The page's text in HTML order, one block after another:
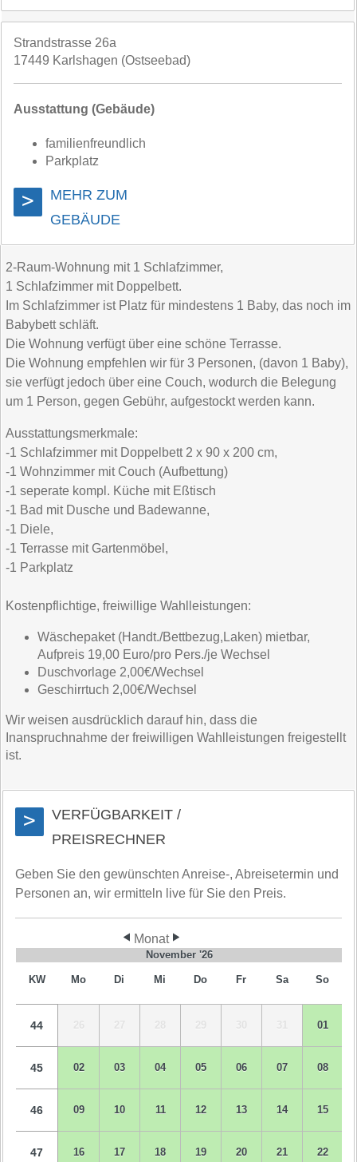
Strandstrasse 26a
17449 Karlshagen (Ostseebad)
Ausstattung (Gebäude)
familienfreundlich
Parkplatz
>
MEHR ZUM
GEBÄUDE
2-Raum-Wohnung mit 1 Schlafzimmer,
1 Schlafzimmer mit Doppelbett.
Im Schlafzimmer ist Platz für mindestens 1 Baby, das noch im
Babybett schläft.
Die Wohnung verfügt über eine schöne Terrasse.
Die Wohnung empfehlen wir für 3 Personen, (davon 1 Baby),
sie verfügt jedoch über eine Couch, wodurch die Belegung
um 1 Person, gegen Gebühr, aufgestockt werden kann.
Ausstattungsmerkmale:
-1 Schlafzimmer mit Doppelbett 2 x 90 x 200 cm,
-1 Wohnzimmer mit Couch (Aufbettung)
-1 seperate kompl. Küche mit Eßtisch
-1 Bad mit Dusche und Badewanne,
-1 Diele,
-1 Terrasse mit Gartenmöbel,
-1 Parkplatz
Kostenpflichtige, freiwillige Wahlleistungen:
Wäschepaket (Handt./Bettbezug,Laken) mietbar,
Aufpreis 19,00 Euro/pro Pers./je Wechsel
Duschvorlage 2,00€/Wechsel
Geschirrtuch 2,00€/Wechsel
Wir weisen ausdrücklich darauf hin, dass die
Inanspruchnahme der freiwilligen Wahlleistungen freigestellt
ist.
>
VERFÜGBARKEIT /
PREISRECHNER
Geben Sie den gewünschten Anreise-, Abreisetermin und
Personen an, wir ermitteln live für Sie den Preis.
Monat
November '26
KW Mo Di Mi Do Fr Sa So
44 26 27 28 29 30 31 01
45 02 03 04 05 06 07 08
46 09 10 11 12 13 14 15
47 16 17 18 19 20 21 22